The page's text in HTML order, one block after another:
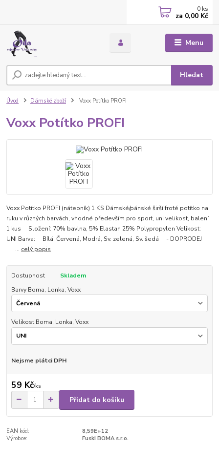
Menu
Hledat
0 ks
za 0,00 Kč
Úvod Dámské zboží Voxx Potítko PROFI
Voxx Potítko PROFI
Voxx Potítko PROFI (nátepník) 1 KS Dámské/pánské širší froté potítko na
ruku v různých barvách, vhodné především pro sport, uni velikost, balení
1 kus Složení: 70% bavlna, 5% Elastan 25% Polypropylen Velikost:
UNI Barva: Bílá, Červená, Modrá, Sv. zelená, Sv. šedá - DOPRODEJ
... celý popis
Dostupnost
Skladem
Barvy Boma, Lonka, Voxx
Velikost Boma, Lonka, Voxx
Nejsme plátci DPH
59 Kč/ks
Přidat do košíku
EAN kód:
8,59E+12
Výrobce:
Fuski BOMA s.r.o.